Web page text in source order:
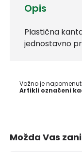
Opis
Plastična
jednostavno
Važno je
Artikli označeni
Možda Vas